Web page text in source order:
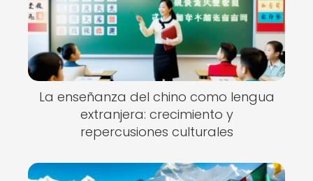
La enseñanza del chino como lengua
extranjera: crecimiento y
repercusiones culturales